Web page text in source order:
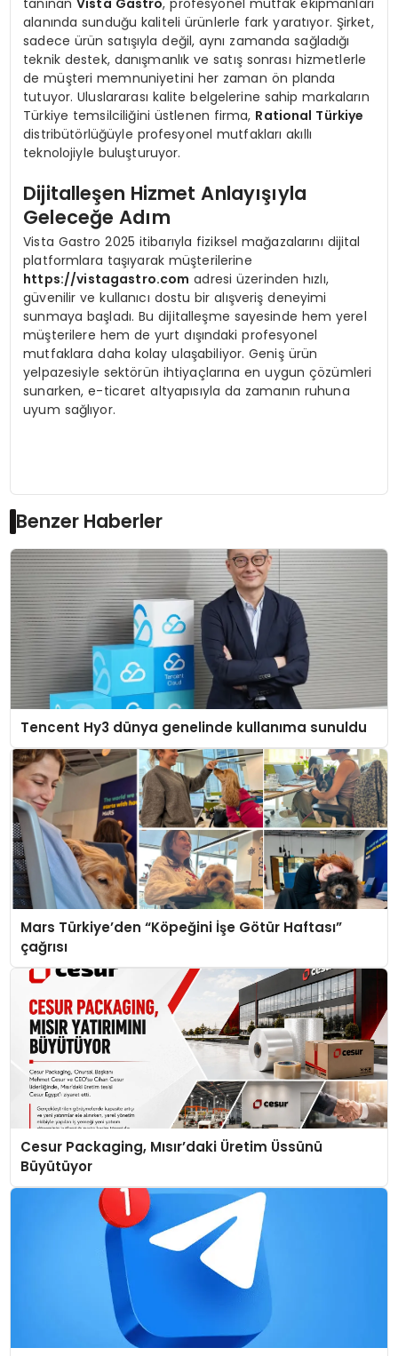
alanında sunduğu kaliteli ürünlerle fark yaratıyor. Şirket,
sadece ürün satışıyla değil, aynı zamanda sağladığı
teknik destek, danışmanlık ve satış sonrası hizmetlerle
de müşteri memnuniyetini her zaman ön planda
tutuyor. Uluslararası kalite belgelerine sahip markaların
Türkiye temsilciliğini üstlenen firma, Rational Türkiye
distribütörlüğüyle profesyonel mutfakları akıllı
teknolojiyle buluşturuyor.
Dijitalleşen Hizmet Anlayışıyla
Geleceğe Adım
Vista Gastro 2025 itibarıyla fiziksel mağazalarını dijital
platformlara taşıyarak müşterilerine
https://vistagastro.com adresi üzerinden hızlı,
güvenilir ve kullanıcı dostu bir alışveriş deneyimi
sunmaya başladı. Bu dijitalleşme sayesinde hem yerel
müşterilere hem de yurt dışındaki profesyonel
mutfaklara daha kolay ulaşabiliyor. Geniş ürün
yelpazesiyle sektörün ihtiyaçlarına en uygun çözümleri
sunarken, e-ticaret altyapısıyla da zamanın ruhuna
uyum sağlıyor.
Benzer Haberler
Tencent Hy3 dünya genelinde kullanıma sunuldu
Mars Türkiye’den “Köpeğini İşe Götür Haftası”
çağrısı
Cesur Packaging, Mısır’daki Üretim Üssünü
Büyütüyor